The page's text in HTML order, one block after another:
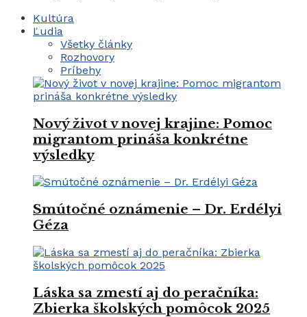
Kultúra
Ľudia
Všetky články
Rozhovory
Príbehy
Nový život v novej krajine: Pomoc
migrantom prináša konkrétne
výsledky
Smútočné oznámenie – Dr. Erdélyi
Géza
Láska sa zmestí aj do peračníka:
Zbierka školských pomôcok 2025